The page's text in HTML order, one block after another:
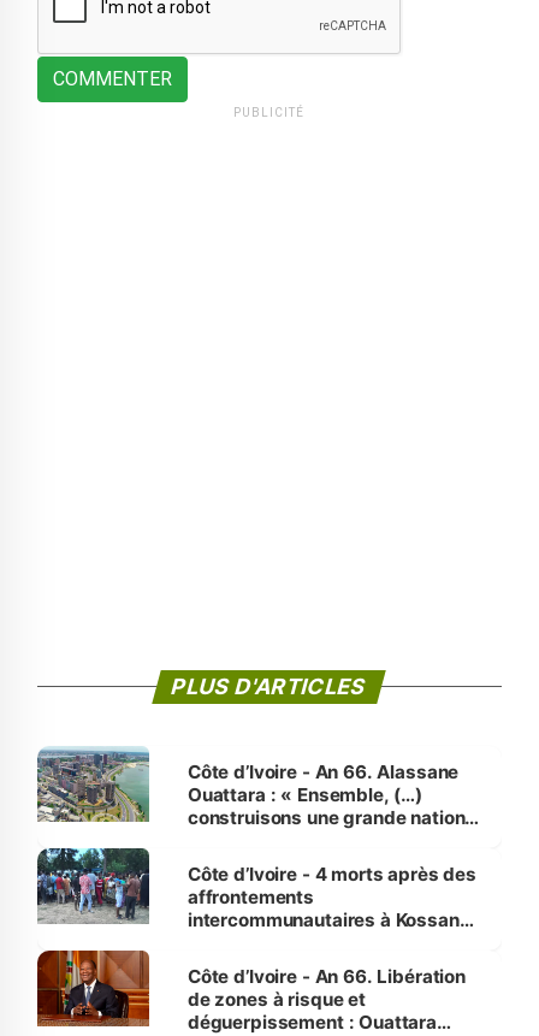
COMMENTER
PUBLICITÉ
PLUS D'ARTICLES
Côte d’Ivoire - An 66. Alassane
Ouattara : « Ensemble, (…)
construisons une grande nation
générations futures »
Côte d’Ivoire - 4 morts après des
affrontements
intercommunautaires à Kossandji
milieu des sinistrés
Côte d’Ivoire - An 66. Libération
de zones à risque et
déguerpissement : Ouattara